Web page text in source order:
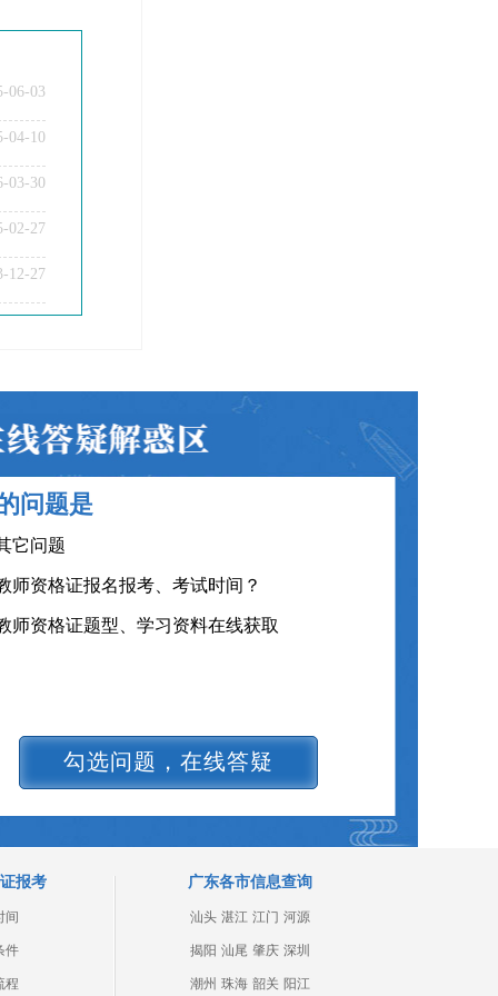
06-03
04-10
03-30
02-27
12-27
问题是
师资格证笔试科目有哪些？
师资格证面试题型考核内容？
师资格证在职备考建议？
师资格证各班型及费用？
它问题
师资格证报名报考、考试时间？
师资格证题型、学习资料在线获取
勾选问题，在线答疑
报考
间
件
程
广东各市信息查询
汕头 湛江 江门 河源
揭阳 汕尾 肇庆 深圳
潮州 珠海 韶关 阳江